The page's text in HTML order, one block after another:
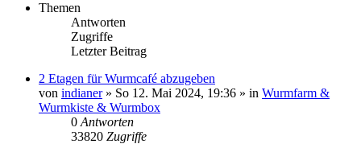
Themen
Antworten
Zugriffe
Letzter Beitrag
2 Etagen für Wurmcafé abzugeben
von indianer» So 12. Mai 2024, 19:36 » in Wurmfarm &
Wurmkiste & Wurmbox
0 Antworten
33820 Zugriffe